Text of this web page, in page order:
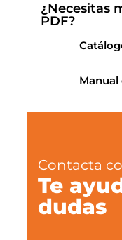
¿Necesitas
PDF?
Manual
Contacta
Te
dudas